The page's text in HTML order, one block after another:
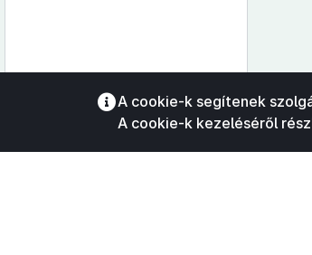
Az oldalmenübe visszatéréshez
ALT + S billentyűket.
A cookie-k segítenek
A cookie-k kezeléséről